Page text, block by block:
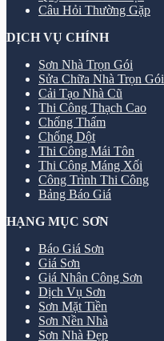
Câu Hỏi Thường Gặp
DỊCH VỤ CHÍNH
Sơn Nhà Trọn Gói
Sửa Chữa Nhà Trọn Gói
Cải Tạo Nhà Cũ
Thi Công Thạch Cao
Chống Thấm
Chống Dột
Thi Công Mái Tôn
Thi Công Máng Xối
Công Trình Thi Công
Bảng Báo Giá
HẠNG MỤC SƠN
Báo Giá Sơn
Giá Sơn
Giá Nhân Công Sơn
Dịch Vụ Sơn
Sơn Mặt Tiền
Sơn Nền Nhà
Sơn Nhà Đẹp